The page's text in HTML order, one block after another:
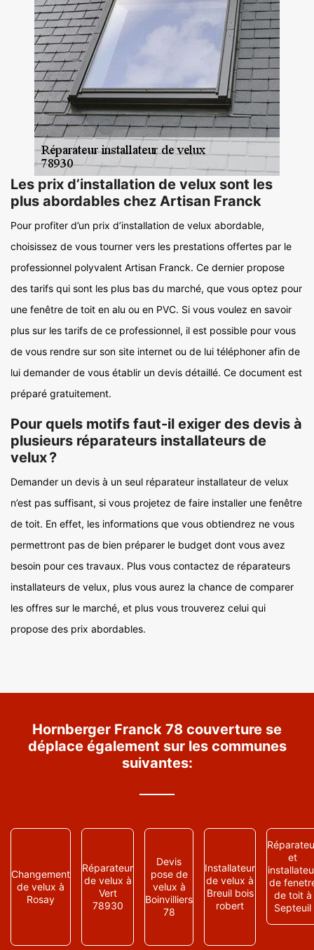
Les prix d’installation de velux sont les
plus abordables chez Artisan Franck
Pour profiter d’un prix d’installation de velux abordable,
choisissez de vous tourner vers les prestations offertes par le
professionnel polyvalent Artisan Franck. Ce dernier propose
des tarifs qui sont les plus bas du marché, que vous optez pour
une fenêtre de toit en alu ou en PVC. Si vous voulez en savoir
plus sur les tarifs de ce professionnel, il est possible pour vous
de vous rendre sur son site internet ou de lui téléphoner afin de
lui demander de vous établir un devis détaillé. Ce document est
préparé gratuitement.
Pour quels motifs faut-il exiger des devis à
plusieurs réparateurs installateurs de
velux ?
Demander un devis à un seul réparateur installateur de velux
n’est pas suffisant, si vous projetez de faire installer une fenêtre
de toit. En effet, les informations que vous obtiendrez ne vous
permettront pas de bien préparer le budget dont vous avez
besoin pour ces travaux. Plus vous contactez de réparateurs
installateurs de velux, plus vous aurez la chance de comparer
les offres sur le marché, et plus vous trouverez celui qui
propose des prix abordables.
Hornberger Franck 78 couverture se
déplace également sur les communes
suivantes:
Changement
de velux à
Rosay
Réparateur
de velux à
Vert
78930
Devis
pose de
velux à
Boinvilliers
78
Installateur
de velux à
Breuil bois
robert
et
de
de toit à
Septeuil